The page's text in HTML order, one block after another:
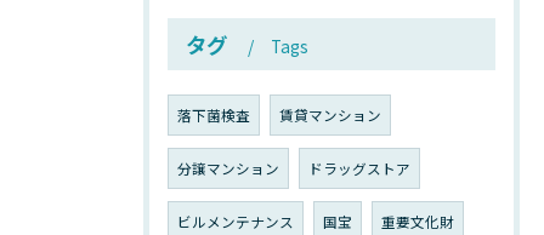
タグ Tags
落下菌検査 賃貸マンション
分譲マンション ドラッグストア
ビルメンテナンス 国宝 重要文化財